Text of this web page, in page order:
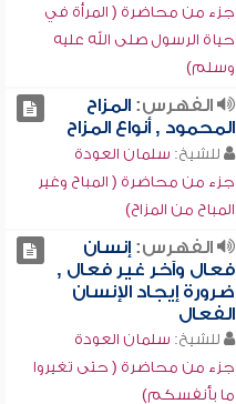
جزء من محاضرة ( المرأة في
حياة الرسول صلى الله عليه
وسلم)
الفهرس:المزاح
المحمود , أنواع المزاح
للشيخ: سلمان العودة
جزء من محاضرة ( المباح وغير
المباح من المزاح)
الفهرس:إنسان
فعال وآخر غير فعال ,
ضرورة إيجاد الإنسان
الفعال
للشيخ: سلمان العودة
جزء من محاضرة ( حتى تغيروا
ما بأنفسكم)